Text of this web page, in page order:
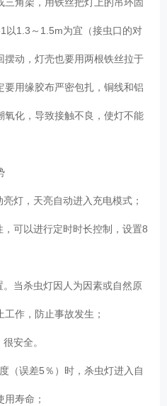
以1.3～1.5m为宜（接虫口的对
摆动，灯壳也要用两根铁丝拉于
用缘胶布严密包扎，铜线和铝
氧化，导致接触不良，使灯不能
灯，天亮自动进入充电模式；
可以进行定时时长控制，设置8
当杀虫灯因人为因素或自然原
工作，防止事故发生；
很安全。
（误差5％）时，杀虫灯进入自
用寿命；